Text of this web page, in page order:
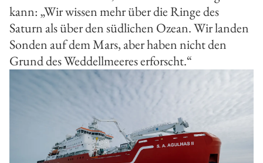
kann: „Wir wissen mehr über die Ringe des
Saturn als über den südlichen Ozean. Wir landen
Sonden auf dem Mars, aber haben nicht den
Grund des Weddellmeeres erforscht.“